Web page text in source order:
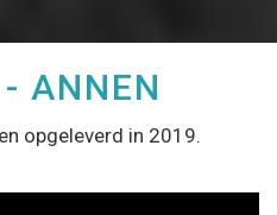
ANNEN
opgeleverd in 2019.